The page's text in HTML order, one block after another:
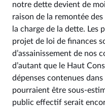
notre dette devient de
raison de la remontée
la charge de la dette. Les
projet de loi de finances
d’assainissement de nos
d’autant que le Haut
dépenses contenues
pourraient être sous-
public effectif serait